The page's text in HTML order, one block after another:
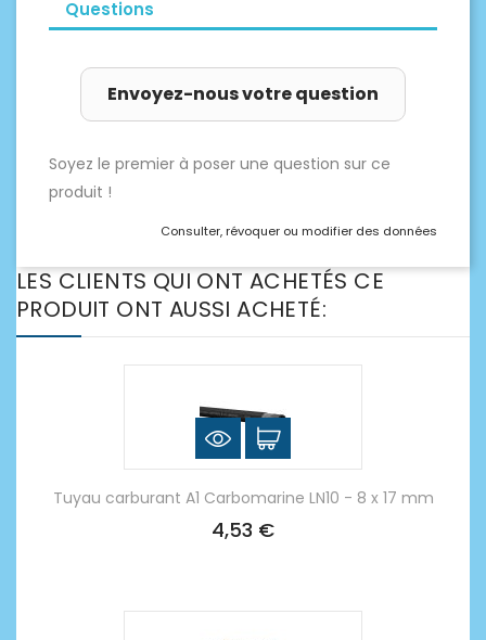
Questions
Envoyez-nous votre question
Soyez le premier à poser une question sur ce
produit !
Consulter, révoquer ou modifier des données
LES CLIENTS QUI ONT ACHETÉS CE
PRODUIT ONT AUSSI ACHETÉ:
Tuyau carburant A1 Carbomarine LN10 - 8 x 17 mm
4,53 €